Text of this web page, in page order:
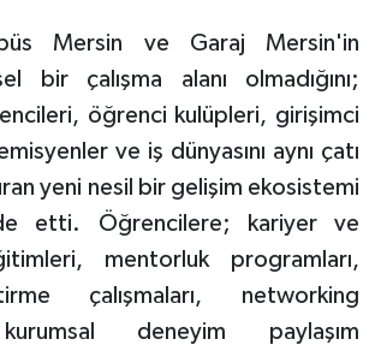
Mersin ve Garaj Mersin'in
bir çalışma alanı olmadığını;
öğrenci kulüpleri, girişimci
ve iş dünyasını aynı çatı
yeni nesil bir gelişim ekosistemi
etti. Öğrencilere; kariyer ve
mentorluk programları,
çalışmaları, networking
deneyim paylaşım